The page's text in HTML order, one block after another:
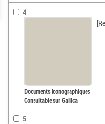
4
Documents iconographiques
Consultable sur Gallica
5